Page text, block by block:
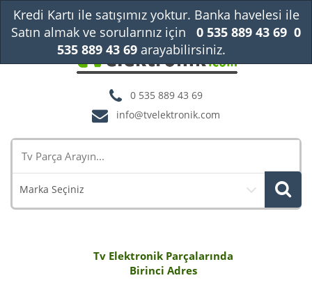
0 535 889 43 69
info@tvelektronik.com
Marka Seçiniz
Tv Elektronik Parçalarında
Birinci Adres
Kredi Kartı ile satışımız yoktur. Banka havelesi ile
Satın almak ve sorularınız için
0 535 889 43 69 0
535 889 43 69arayabilirsiniz.